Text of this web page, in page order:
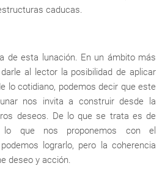
caducas.
de esta lunación. En un ámbito más
al lector la posibilidad de aplicar
lo cotidiano, podemos decir que este
nos invita a construir desde la
deseos. De lo que se trata es de
lo que nos proponemos con el
lograrlo, pero la coherencia
deseo y acción.